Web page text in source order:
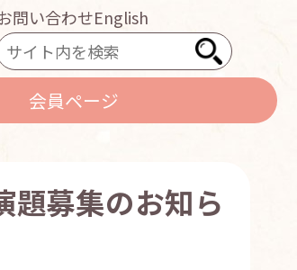
問い合わせEnglish
会員ページ
募集のお知ら